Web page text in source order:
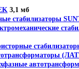
3,1 мб
стабилизаторы